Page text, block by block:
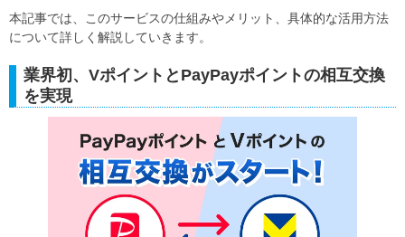
本記事では、このサービスの仕組みやメリット、具体的な活用方法
について詳しく解説していきます。
業界初、VポイントとPayPayポイントの相互交換
を実現